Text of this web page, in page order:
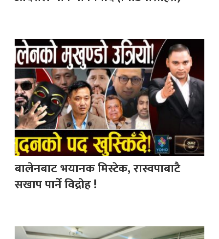
बालेनबाट भयानक मिस्टेक, रास्वपाबाटै
सखाप पार्ने विद्रोह !